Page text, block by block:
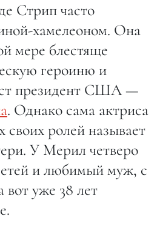
Стрип часто
хамелеоном. Она
мере блестяще
героиню и
президент США —
. Однако сама актриса
своих ролей называет
У Мерил четверо
и любимый муж, с
вот уже 38 лет